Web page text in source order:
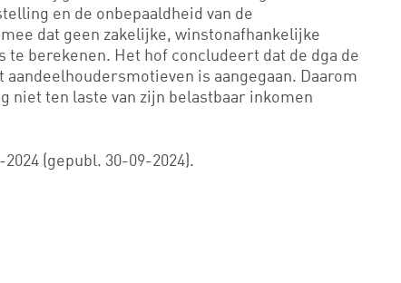
en de onbepaaldheid van de
dat geen zakelijke, winstonafhankelijke
berekenen. Het hof concludeert dat de dga de
is aangegaan. Daarom
niet ten laste van zijn belastbaar inkomen
(gepubl. 30-09-2024).